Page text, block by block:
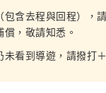
包含去程與回程），
，敬請知悉。
未看到導遊，請撥打